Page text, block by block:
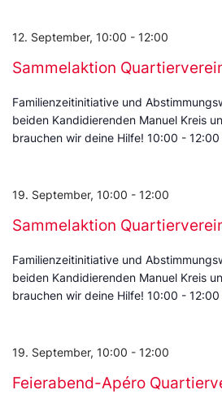
Sammelaktion
12. September, 10:00 - 12:00
Familienzeitinitiative und
beiden Kandidierenden Manuel Kreis
brauchen wir deine Hilfe! 10:00 -
Sammelaktion
19. September, 10:00 - 12:00
Familienzeitinitiative und
beiden Kandidierenden Manuel Kreis
brauchen wir deine Hilfe! 10:00 -
Feierabend-Apéro
19. September, 10:00 - 12:00